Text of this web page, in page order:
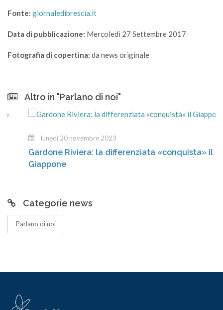
Fonte: giornaledibrescia.it
Data di pubblicazione: Mercoledi 27 Settembre 2017
Fotografia di copertina: da news originale
Altro in "Parlano di noi"
lunedì 20 novembre 2023
Gardone Riviera: la differenziata «conquista» il
Giappone
Categorie news
Parlano di noi